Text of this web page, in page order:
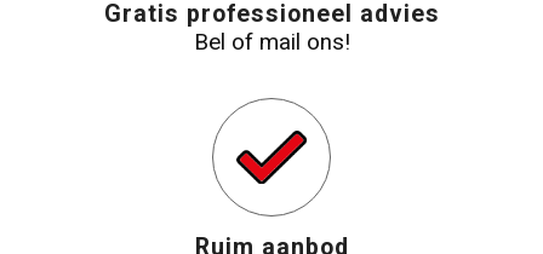
Gratis professioneel advies
Bel of mail ons!
Ruim aanbod